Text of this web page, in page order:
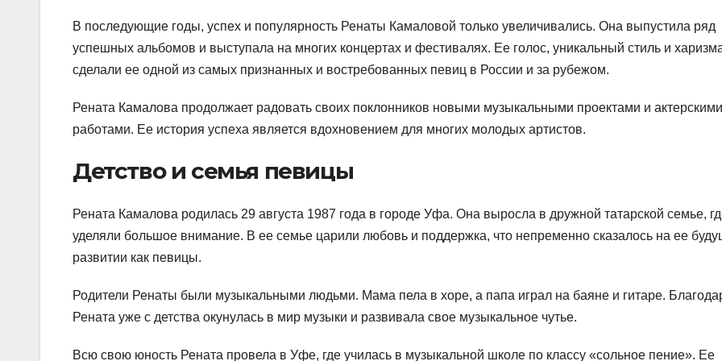
В последующие годы, успех и популярность Ренаты Камаловой только увеличивались. Она выпустила ряд
успешных альбомов и выступала на многих концертах и фестивалях. Ее голос, уникальный стиль и
сделали ее одной из самых признанных и востребованных певиц в России и за рубежом.
Рената Камалова продолжает радовать своих поклонников новыми музыкальными проектами и актерскими
работами. Ее история успеха является вдохновением для многих молодых артистов.
Детство и семья певицы
Рената Камалова родилась 29 августа 1987 года в городе Уфа. Она выросла в дружной татарской семье,
уделяли большое внимание. В ее семье царили любовь и поддержка, что непременно сказалось на ее
развитии как певицы.
Родители Ренаты были музыкальными людьми. Мама пела в хоре, а папа играл на баяне и гитаре.
Рената уже с детства окунулась в мир музыки и развивала свое музыкальное чутье.
Всю свою юность Рената провела в Уфе, где училась в музыкальной школе по классу «сольное пение». Ее